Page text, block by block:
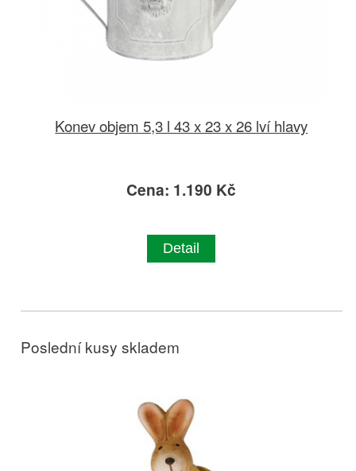
Konev objem 5,3 l 43 x 23 x 26 lví hlavy
Cena: 1.190 Kč
Detail
Poslední kusy skladem